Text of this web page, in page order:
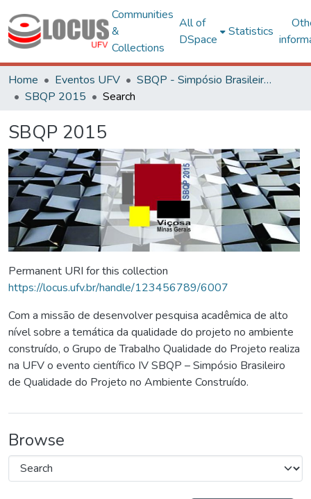
Communities
&
Collections
All of
DSpace
Statistics
Home Eventos UFV
SBQP - Simpósio Brasileiro de Qualidade do Projeto no Ambiente Construído
SBQP 2015
Search
SBQP 2015
Permanent URI for this collection
https://locus.ufv.br/handle/123456789/6007
Com a missão de desenvolver pesquisa acadêmica de alto
nível sobre a temática da qualidade do projeto no ambiente
construído, o Grupo de Trabalho Qualidade do Projeto realiza
na UFV o evento científico IV SBQP – Simpósio Brasileiro
de Qualidade do Projeto no Ambiente Construído.
Browse